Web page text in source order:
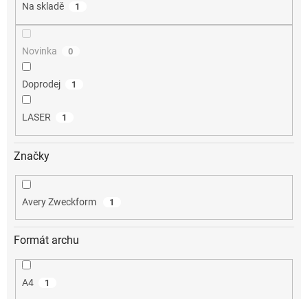
Na skladě 1
Novinka 0
Doprodej 1
LASER 1
Značky
Avery Zweckform 1
Formát archu
A4 1